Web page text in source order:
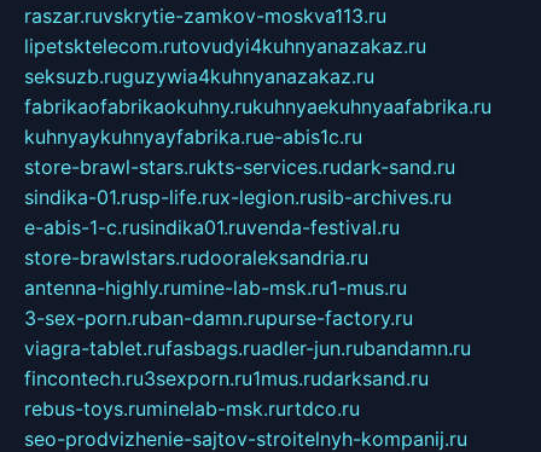
raszar.ruvskrytie-zamkov-moskva113.ru
lipetsktelecom.rutovudyi4kuhnyanazakaz.ru
seksuzb.ruguzywia4kuhnyanazakaz.ru
fabrikaofabrikaokuhny.rukuhnyaekuhnyaafabrika.ru
kuhnyaykuhnyayfabrika.rue-abis1c.ru
store-brawl-stars.rukts-services.rudark-sand.ru
sindika-01.rusp-life.rux-legion.rusib-archives.ru
e-abis-1-c.rusindika01.ruvenda-festival.ru
store-brawlstars.rudooraleksandria.ru
antenna-highly.rumine-lab-msk.ru1-mus.ru
3-sex-porn.ruban-damn.rupurse-factory.ru
viagra-tablet.rufasbags.ruadler-jun.rubandamn.ru
fincontech.ru3sexporn.ru1mus.rudarksand.ru
rebus-toys.ruminelab-msk.rurtdco.ru
seo-prodvizhenie-sajtov-stroitelnyh-kompanij.ru